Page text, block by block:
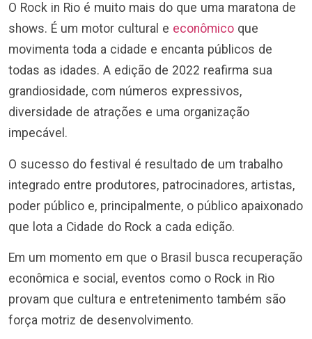
O Rock in Rio é muito mais do que uma maratona de
shows. É um motor cultural e econômico que
movimenta toda a cidade e encanta públicos de
todas as idades. A edição de 2022 reafirma sua
grandiosidade, com números expressivos,
diversidade de atrações e uma organização
impecável.
O sucesso do festival é resultado de um trabalho
integrado entre produtores, patrocinadores, artistas,
poder público e, principalmente, o público apaixonado
que lota a Cidade do Rock a cada edição.
Em um momento em que o Brasil busca recuperação
econômica e social, eventos como o Rock in Rio
provam que cultura e entretenimento também são
força motriz de desenvolvimento.